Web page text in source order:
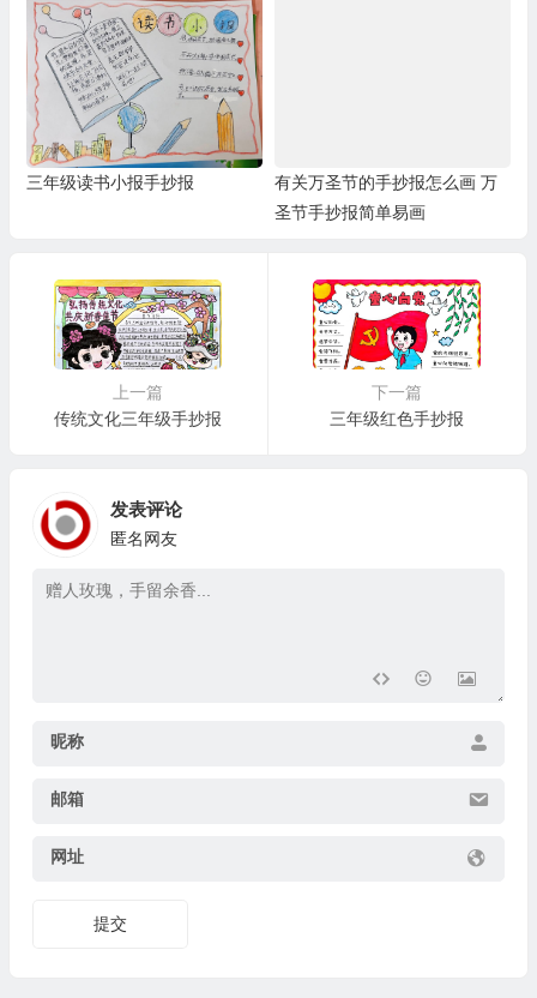
三年级读书小报手抄报
有关万圣节的手抄报怎么画 万
圣节手抄报简单易画
上一篇
传统文化三年级手抄报
下一篇
三年级红色手抄报
发表评论
匿名网友
昵称
邮箱
网址
提交